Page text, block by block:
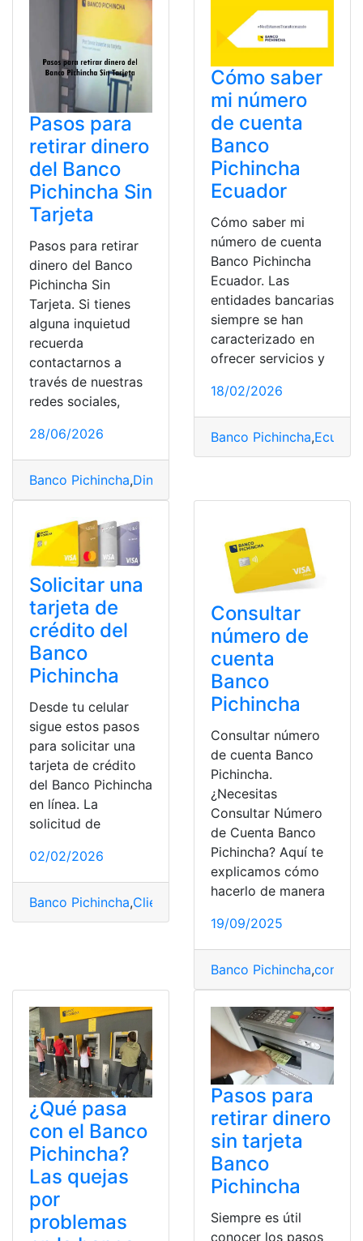
Pasos para
retirar dinero
del Banco
Pichincha Sin
Tarjeta
Pasos para retirar
dinero del Banco
Pichincha Sin
Tarjeta. Si tienes
alguna inquietud
recuerda
contactarnos a
través de nuestras
redes sociales,
28/06/2026
Banco Pichincha,Dinero
Cómo saber
mi número
de cuenta
Banco
Pichincha
Ecuador
Cómo saber mi
número de cuenta
Banco Pichincha
Ecuador. Las
entidades bancarias
siempre se han
caracterizado en
ofrecer servicios y
18/02/2026
Banco Pichincha,
Solicitar una
tarjeta de
crédito del
Banco
Pichincha
Desde tu celular
sigue estos pasos
para solicitar una
tarjeta de crédito
del Banco Pichincha
en línea. La
solicitud de
02/02/2026
Banco Pichincha,Clientes En linea ,pagina web , paso a
Consultar
número de
cuenta
Banco
Pichincha
Consultar número
de cuenta Banco
Pichincha.
¿Necesitas
Consultar Número
de Cuenta Banco
Pichincha? Aquí te
explicamos cómo
hacerlo de manera
19/09/2025
Banco Pichincha,
¿Qué pasa
con el Banco
Pichincha?
Las quejas
por
problemas
Pasos para
retirar dinero
sin tarjeta
Banco
Pichincha
Siempre es útil
conocer los pasos